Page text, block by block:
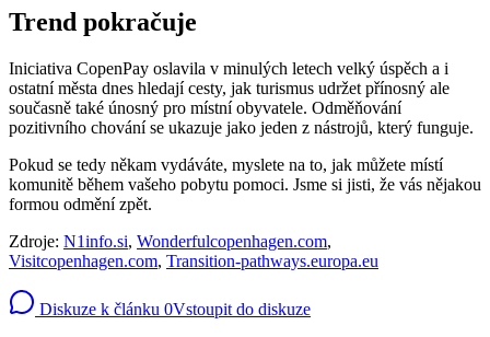
Trend pokračuje
Iniciativa CopenPay oslavila v minulých letech velký úspěch a i
ostatní města dnes hledají cesty, jak turismus udržet přínosný ale
současně také únosný pro místní obyvatele. Odměňování
pozitivního chování se ukazuje jako jeden z nástrojů, který funguje.
Pokud se tedy někam vydáváte, myslete na to, jak můžete místí
komunitě během vašeho pobytu pomoci. Jsme si jisti, že vás nějakou
formou odmění zpět.
Zdroje: N1info.si, Wonderfulcopenhagen.com,
Visitcopenhagen.com, Transition-pathways.europa.eu
Diskuze k článku 0Vstoupit do diskuze